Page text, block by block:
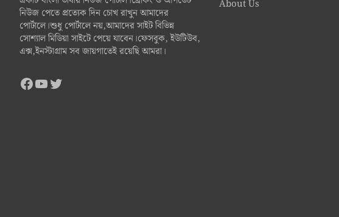
নিউজ পেতে প্রত্যেক দিন চোখ রাখুন আমাদের
পোর্টালে।শুধু পোর্টালে নয়,আমাদের সাইট বিভিন্ন
সোশ্যাল মিডিয়া সাইটে পেয়ে যাবেন।ফেসবুক, ইউটিউব,
এক্স,ইনস্টাগ্রাম সব জায়গাতেই রয়েছি আমরা।
Facebook
YouTube
Twitter
About Us